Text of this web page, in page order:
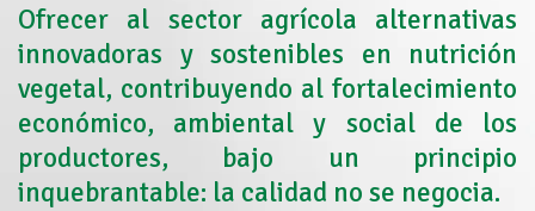
Ofrecer al sector agrícola alternativas
innovadoras y sostenibles en nutrición
vegetal, contribuyendo al fortalecimiento
económico, ambiental y social de los
productores, bajo un principio
inquebrantable: la calidad no se negocia.